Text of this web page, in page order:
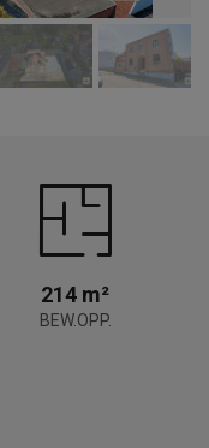
214 m²
BEW.OPP.